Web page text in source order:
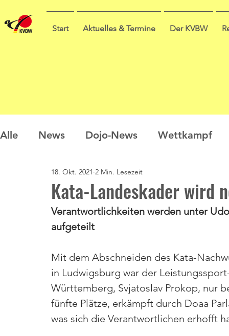
Start Aktuelles & Termine Der KVBW
Alle News Dojo-News Wettkampf
Nachwuchs Prüfungen
Sommercamp Umfrage
Kata-Landeskader wird
18. Okt. 2021 2 Min. Lesezeit
Verantwortlichkeiten werden unter
aufgeteilt
Mit dem Abschneiden des Kata-
in Ludwigsburg war der
Württemberg, Svjatoslav Prokop, nur
fünfte Plätze, erkämpft durch Doaa
was sich die Verantwortlichen erhofft